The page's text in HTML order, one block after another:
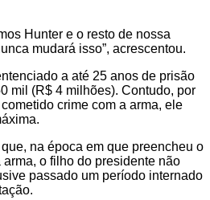
Hunter e o resto de nossa
mudará isso”, acrescentou.
a até 25 anos de prisão
mil (R$ 4 milhões). Contudo, por
crime com a arma, ele
na época em que preencheu o
o filho do presidente não
passado um período internado